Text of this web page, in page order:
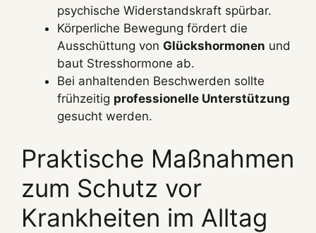
psychische Widerstandskraft spürbar.
Körperliche Bewegung fördert die
Ausschüttung von Glückshormonen und
baut Stresshormone ab.
Bei anhaltenden Beschwerden sollte
frühzeitig professionelle Unterstützung
gesucht werden.
Praktische Maßnahmen
zum Schutz vor
Krankheiten im Alltag